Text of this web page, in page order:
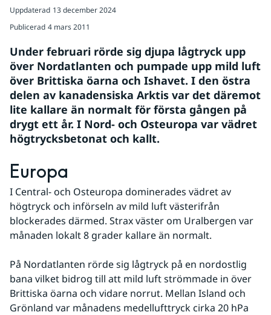
Uppdaterad 13 december 2024
Publicerad 4 mars 2011
Under februari rörde sig djupa lågtryck upp
över Nordatlanten och pumpade upp mild luft
över Brittiska öarna och Ishavet. I den östra
delen av kanadensiska Arktis var det däremot
lite kallare än normalt för första gången på
drygt ett år. I Nord- och Osteuropa var vädret
högtrycksbetonat och kallt.
Europa
I Central- och Osteuropa dominerades vädret av
högtryck och införseln av mild luft västerifrån
blockerades därmed. Strax väster om Uralbergen var
månaden lokalt 8 grader kallare än normalt.
På Nordatlanten rörde sig lågtryck på en nordostlig
bana vilket bidrog till att mild luft strömmade in över
Brittiska öarna och vidare norrut. Mellan Island och
Grönland var månadens medellufttryck cirka 20 hPa